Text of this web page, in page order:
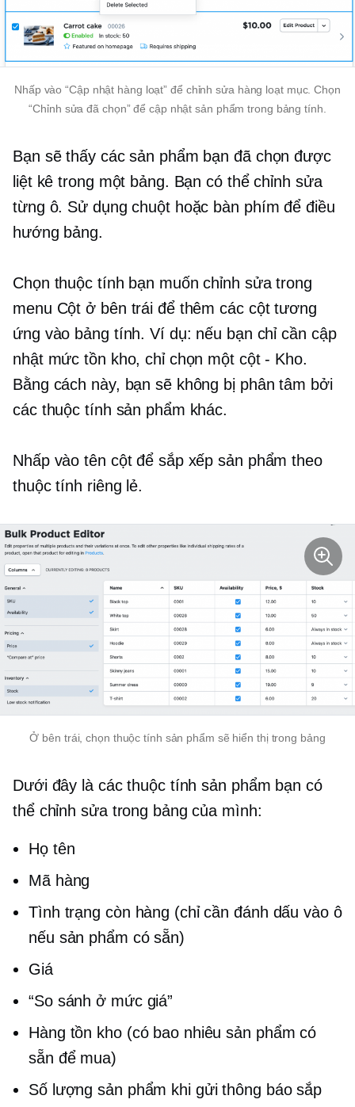
Nhấp vào “Cập nhật hàng loạt” để chỉnh sửa hàng loạt mục. Chọn
“Chỉnh sửa đã chọn” để cập nhật sản phẩm trong bảng tính.
Bạn sẽ thấy các sản phẩm bạn đã chọn được
liệt kê trong một bảng. Bạn có thể chỉnh sửa
từng ô. Sử dụng chuột hoặc bàn phím để điều
hướng bảng.
Chọn thuộc tính bạn muốn chỉnh sửa trong
menu Cột ở bên trái để thêm các cột tương
ứng vào bảng tính. Ví dụ: nếu bạn chỉ cần cập
nhật mức tồn kho, chỉ chọn một cột - Kho.
Bằng cách này, bạn sẽ không bị phân tâm bởi
các thuộc tính sản phẩm khác.
Nhấp vào tên cột để sắp xếp sản phẩm theo
thuộc tính riêng lẻ.
Ở bên trái, chọn thuộc tính sản phẩm sẽ hiển thị trong bảng
Dưới đây là các thuộc tính sản phẩm bạn có
thể chỉnh sửa trong bảng của mình:
Họ tên
Mã hàng
Tình trạng còn hàng (chỉ cần đánh dấu vào ô
nếu sản phẩm có sẵn)
Giá
“So sánh ở mức giá”
Hàng tồn kho (có bao nhiêu sản phẩm có
sẵn để mua)
Số lượng sản phẩm khi gửi thông báo sắp